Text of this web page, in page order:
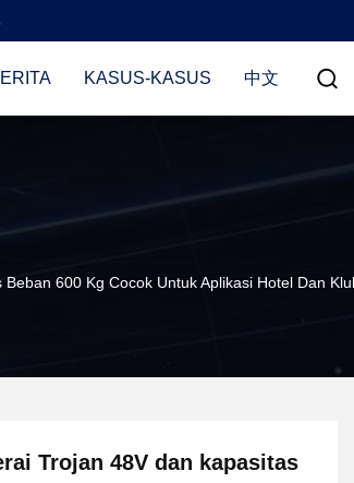
KASUS-KASUS 中文
600 Kg Cocok Untuk Aplikasi Hotel Dan
Trojan 48V dan kapasitas